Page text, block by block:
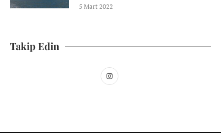
5 Mart 2022
Takip Edin